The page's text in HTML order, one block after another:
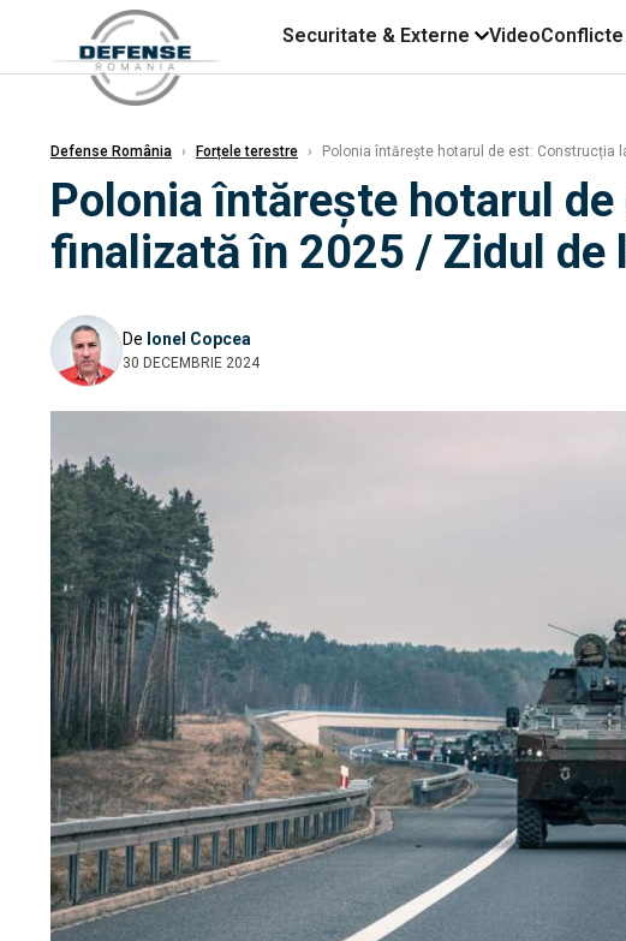
Securitate & Externe Video
Defense România › Forțele terestre › Polonia întărește hotarul de est: Construcția
Polonia întărește hotarul
finalizată în 2025 / Zidul de
De Ionel Copcea
30 DECEMBRIE 2024